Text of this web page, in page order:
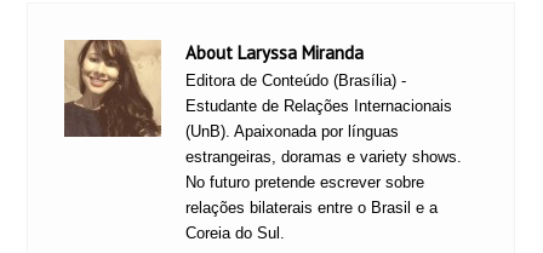
About Laryssa Miranda
Editora de Conteúdo (Brasília) -
Estudante de Relações Internacionais
(UnB). Apaixonada por línguas
estrangeiras, doramas e variety shows.
No futuro pretende escrever sobre
relações bilaterais entre o Brasil e a
Coreia do Sul.